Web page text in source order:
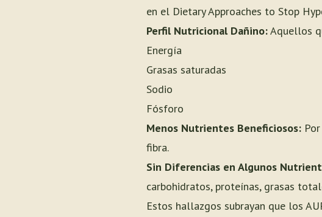
en el Dietary Approaches to Stop
Perfil Nutricional Dañino:Aquellos
Energía
Grasas saturadas
Sodio
Fósforo
Menos Nutrientes Beneficiosos:
fibra.
Sin Diferencias en Algunos
carbohidratos, proteínas, grasas
Estos hallazgos subrayan que los